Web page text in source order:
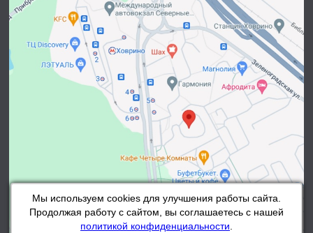
Мы используем cookies для улучшения работы сайта.
Продолжая работу с сайтом, вы соглашаетесь с нашей
политикой конфиденциальности